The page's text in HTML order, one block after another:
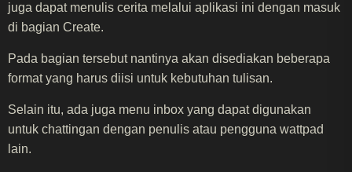
juga dapat menulis cerita melalui aplikasi ini dengan masuk
di bagian Create.
Pada bagian tersebut nantinya akan disediakan beberapa
format yang harus diisi untuk kebutuhan tulisan.
Selain itu, ada juga menu inbox yang dapat digunakan
untuk chattingan dengan penulis atau pengguna wattpad
lain.